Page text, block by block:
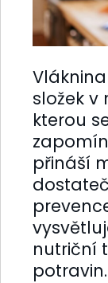
složek v
kterou
přináší
nutriční
potravin.